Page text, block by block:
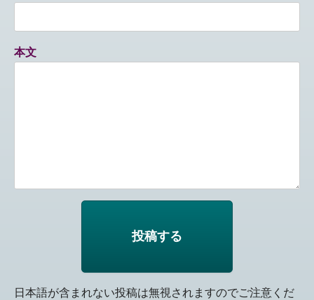
本文
日本語が含まれない投稿は無視されますのでご注意くだ